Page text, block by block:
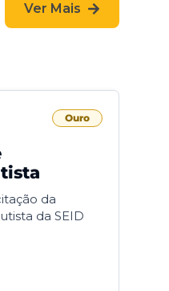
Ver Mais
Ouro
da
da SEID